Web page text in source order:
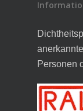
Personen